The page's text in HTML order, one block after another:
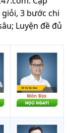
giỏi, 3 bước chi
Luyện đề đủ